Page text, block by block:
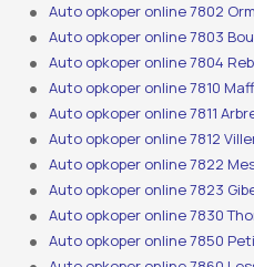
Auto opkoper online 7802
Auto opkoper online 7803
Auto opkoper online 7804
Auto opkoper online 7810
Auto opkoper online 7811
Auto opkoper online 7812
Auto opkoper online 7822
Auto opkoper online 7823
Auto opkoper online 7830
Auto opkoper online 7850